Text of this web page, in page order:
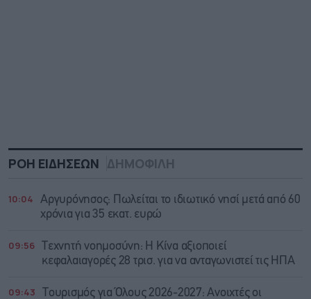
ΡΟΗ ΕΙΔΗΣΕΩΝ ΔΗΜΟΦΙΛΗ
10:04
Αργυρόνησος: Πωλείται το ιδιωτικό νησί μετά από 60
χρόνια για 35 εκατ. ευρώ
09:56
Τεχνητή νοημοσύνη: Η Κίνα αξιοποιεί
κεφαλαιαγορές 28 τρισ. για να ανταγωνιστεί τις ΗΠΑ
09:43 Τουρισμός για Όλους 2026-2027: Ανοιχτές οι